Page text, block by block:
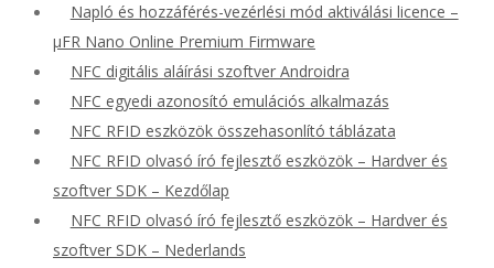
Napló és hozzáférés-vezérlési mód aktiválási licence –
μFR Nano Online Premium Firmware
NFC digitális aláírási szoftver Androidra
NFC egyedi azonosító emulációs alkalmazás
NFC RFID eszközök összehasonlító táblázata
NFC RFID olvasó író fejlesztő eszközök – Hardver és
szoftver SDK – Kezdőlap
NFC RFID olvasó író fejlesztő eszközök – Hardver és
szoftver SDK – Nederlands